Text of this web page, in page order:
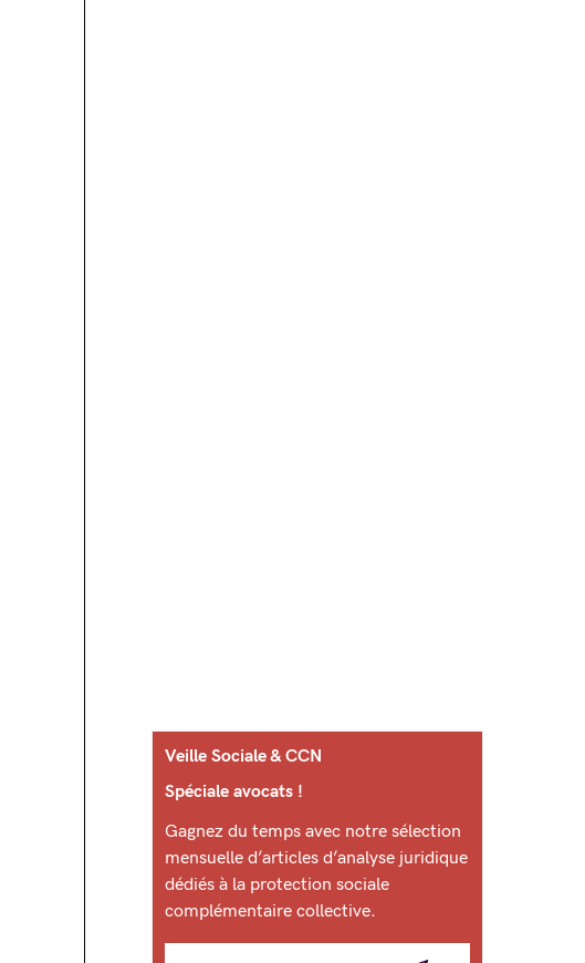
Veille Sociale & CCN
Spéciale avocats !
Gagnez du temps avec notre sélection
mensuelle d’articles d’analyse juridique
dédiés à la protection sociale
complémentaire collective.